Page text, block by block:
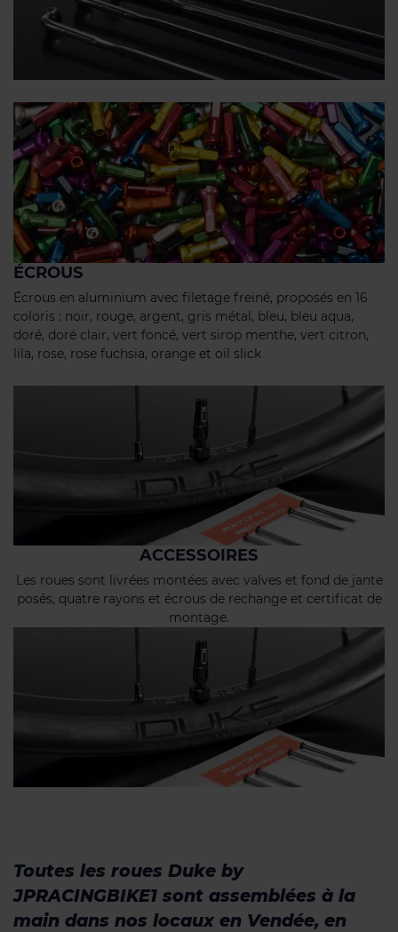
ÉCROUS
Écrous en aluminium avec filetage freiné, proposés en 16
coloris : noir, rouge, argent, gris métal, bleu, bleu aqua,
doré, doré clair, vert foncé, vert sirop menthe, vert citron,
lila, rose, rose fuchsia, orange et oil slick
ACCESSOIRES
Les roues sont livrées montées avec valves et fond de jante
posés, quatre rayons et écrous de rechange et certificat de
montage.
Toutes les roues Duke by
JPRACINGBIKE1 sont assemblées à la
main dans nos locaux en Vendée, en